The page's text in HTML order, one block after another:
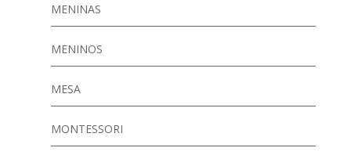
MENINAS
MENINOS
MESA
MONTESSORI